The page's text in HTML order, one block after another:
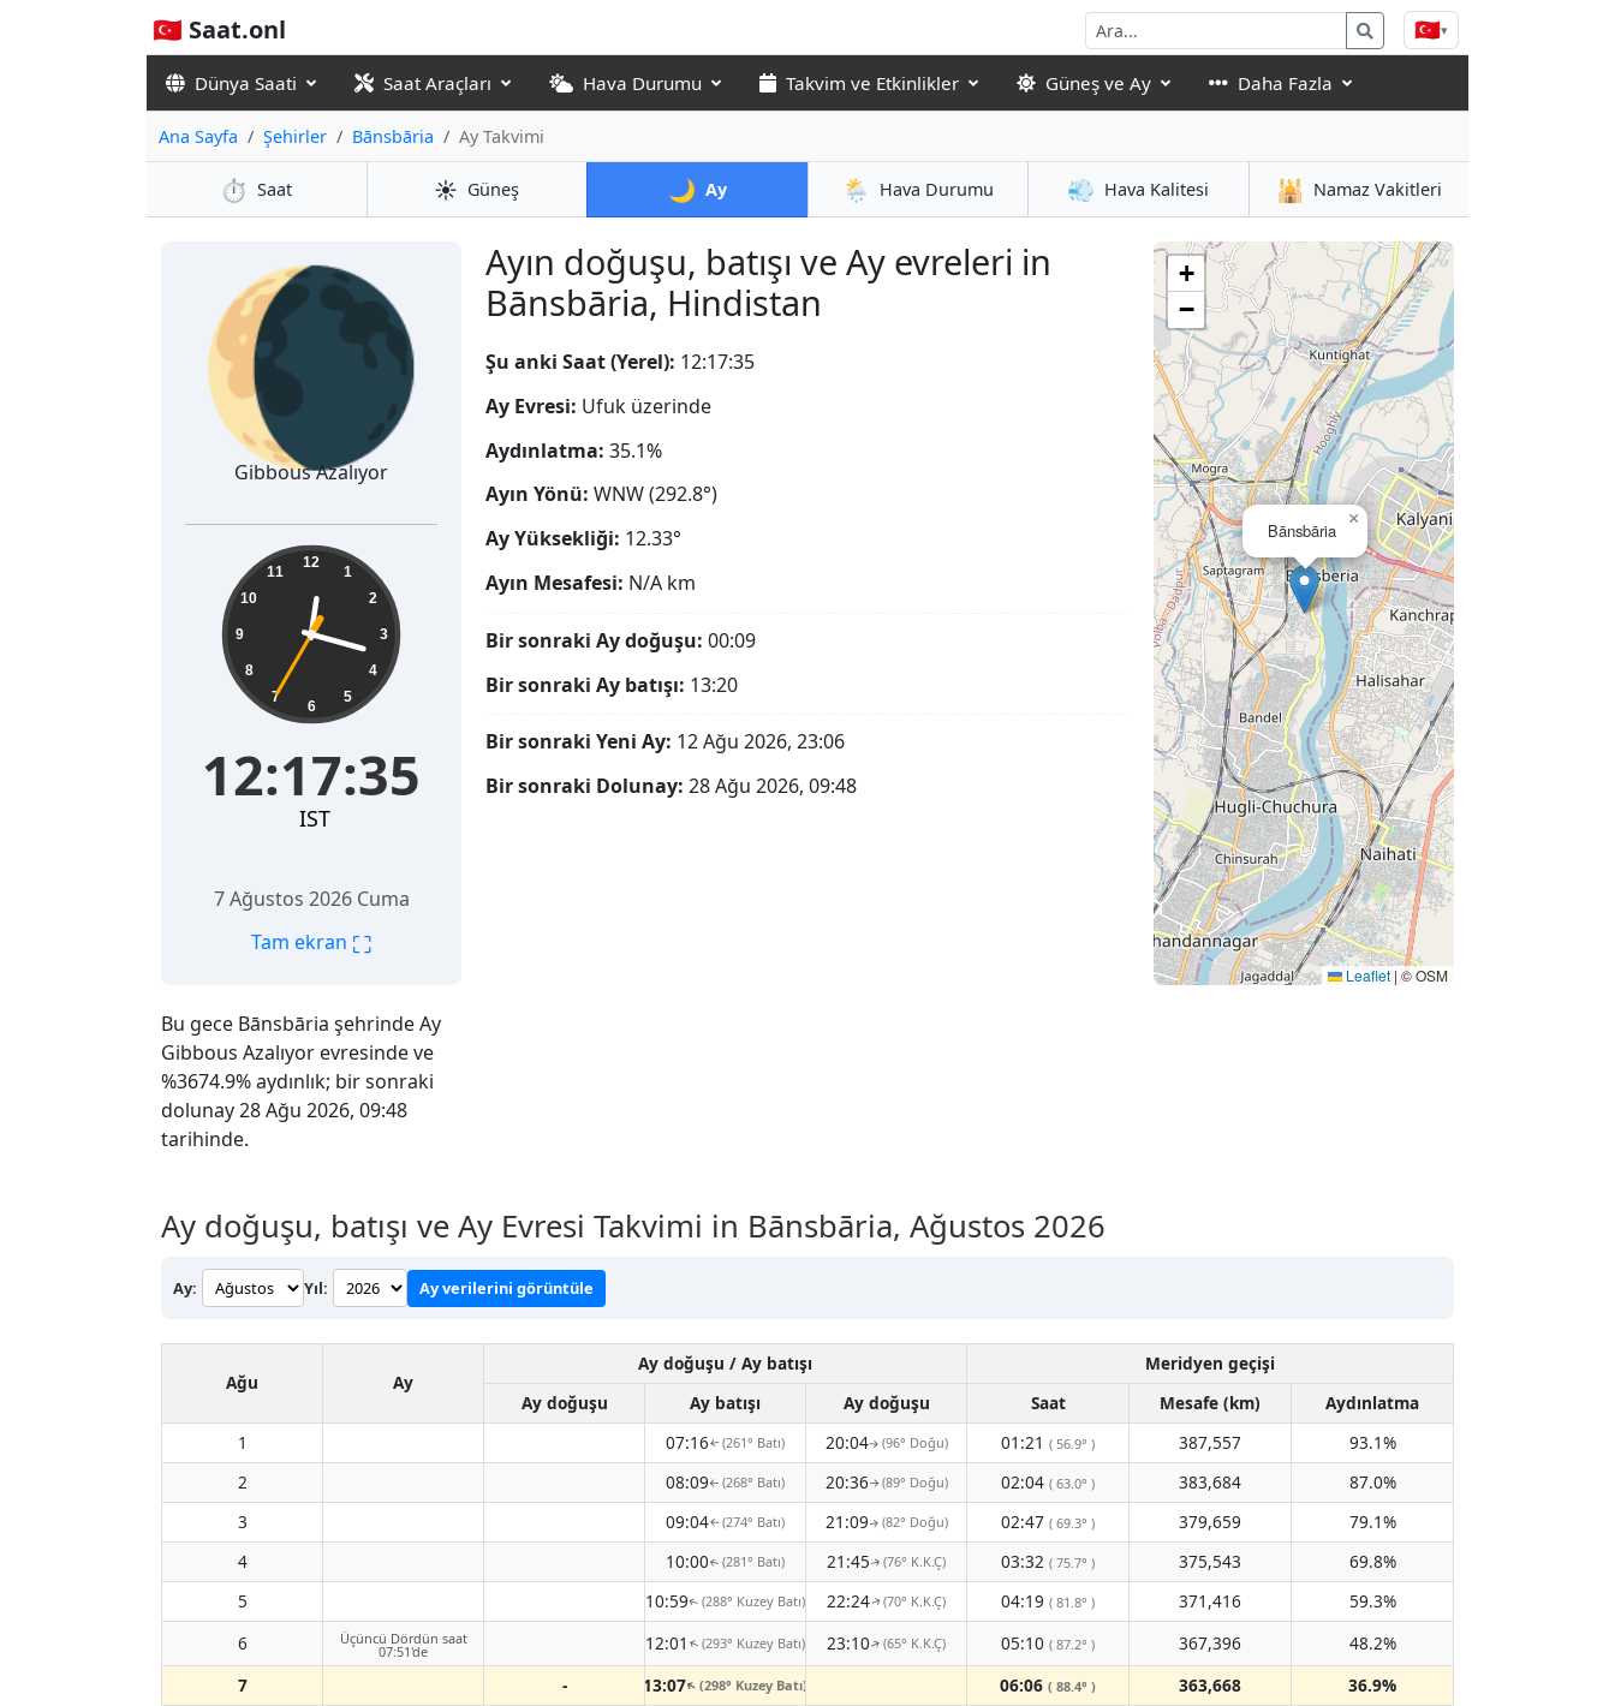
🇹🇷 Saat.onl 🇹🇷▾
Dünya Saati Saat Araçları Hava Durumu Takvim ve Etkinlikler Güneş ve Ay Daha Fazla
Ana Sayfa Şehirler Bānsbāria Ay Takvimi
⏱️ Saat ☀️ Güneş 🌙 Ay 🌦️ Hava Durumu 💨 Hava Kalitesi 🕌 Namaz Vakitleri
Ayın doğuşu, batışı ve Ay evreleri in
Bānsbāria, Hindistan
Bu gece Bānsbāria şehrinde Ay
Gibbous Azalıyor evresinde ve
%3674.9% aydınlık; bir sonraki
dolunay 28 Ağu 2026, 09:48
tarihinde.
🌘
Gibbous Azalıyor
12:17:36 12
1
2
3
4
5
6
7
8
9
10
11
12:17:36
IST
7 Ağustos 2026 Cuma
Tam ekran ⛶
Şu anki Saat (Yerel): 12:17:36
Ay Evresi: Ufuk üzerinde
Aydınlatma: 35.1%
Ayın Yönü: WNW (292.8°)
Ay Yüksekliği: 12.33°
Ayın Mesafesi: N/A km
Bir sonraki Ay doğuşu: 00:09
Bir sonraki Ay batışı: 13:20
Bir sonraki Yeni Ay: 12 Ağu 2026, 23:06
Bir sonraki Dolunay: 28 Ağu 2026, 09:48
Bānsbāria
×
+
−
Leaflet | © OSM
Ay doğuşu, batışı ve Ay Evresi Takvimi in Bānsbāria, Ağustos 2026
Ay: Yıl: Ay verilerini görüntüle
Ağu Ay
Ay doğuşu / Ay batışı
Meridyen geçişi
Ay doğuşu
Ay batışı Ay doğuşu Saat Mesafe (km)
Aydınlatma
1
07:16↑(261° Batı) 20:04↑ (96° Doğu) 01:21 ( 56.9° ) 387,557
93.1%
2
08:09↑(268° Batı) 20:36↑ (89° Doğu) 02:04 ( 63.0° ) 383,684
87.0%
3
09:04↑(274° Batı) 21:09↑(82° Doğu) 02:47 ( 69.3° ) 379,659
79.1%
4
10:00↑(281° Batı) 21:45↑(76° K.K.Ç) 03:32 ( 75.7° ) 375,543
69.8%
5
10:59↑(288° Kuzey Batı) 22:24↑(70° K.K.Ç) 04:19 ( 81.8° ) 371,416
59.3%
6
Üçüncü Dördün saat
07:51'de 12:01 ↑(293° Kuzey Batı) 23:10↑(65° K.K.Ç) 05:10 ( 87.2° ) 367,396
48.2%
7
- 13:07↑(298° Kuzey Batı) 06:06 ( 88.4° ) 363,668
36.9%